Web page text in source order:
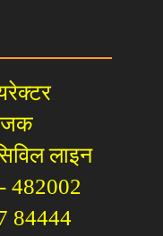
लाइन
482002
84444